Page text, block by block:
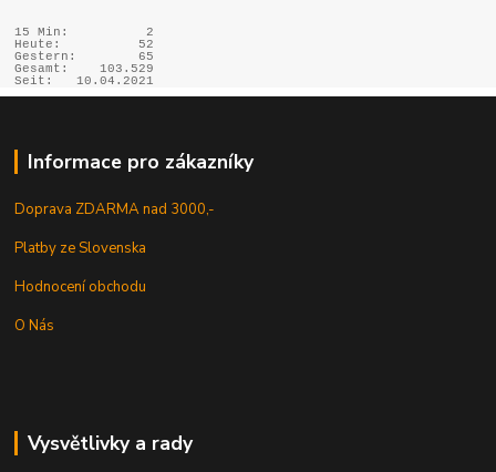
15 Min:
2
Heute:
52
Gestern:
65
Gesamt:
103.529
Seit:
10.04.2021
Informace pro zákazníky
Doprava ZDARMA nad 3000,-
Platby ze Slovenska
Hodnocení obchodu
O Nás
Vysvětlivky a rady